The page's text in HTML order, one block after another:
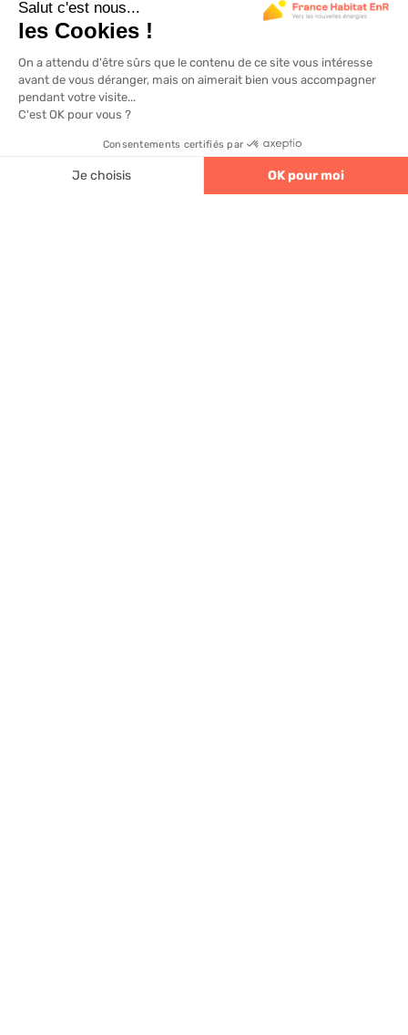
Quelles sont les spécificités de
France Habitat ENR ?
L’étude gratuite incluse dans l’offre
Habitat ENR évalue vos besoins en énergie avant
l’installation. Cela garantit une solution sur mesure
en fonction de votre consommation spécifique,
limitant du coup le surdimensionnement de
4.6 320 avis